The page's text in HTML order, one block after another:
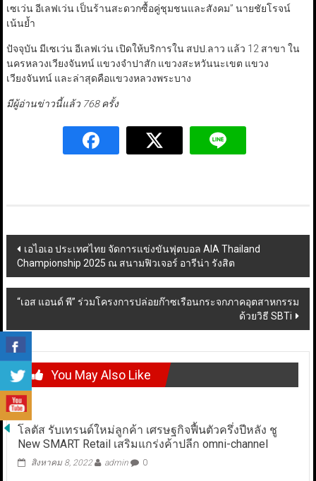
เซเว่น อีเลฟเว่น เป็นร้านสะดวกซื้อคู่ชุมชนและสังคม” นายชัยโรจน์
เน้นย้ำ
ปัจจุบัน มีเซเว่น อีเลฟเว่น เปิดให้บริการใน สปป.ลาว แล้ว 12 สาขา ใน
นครหลวงเวียงจันทน์ แขวงจำปาสัก แขวงสะหวันนะเขต แขวง
เวียงจันทน์ และล่าสุดคือแขวงหลวงพระบาง
มีผู้อ่านข่าวนี้แล้ว 768 ครั้ง
Post
navigation
เอไอเอ ประเทศไทย จัดการแข่งขันฟุตบอล AIA Thailand
Championship 2025 ณ สนามฟิวเจอร์ อารีน่า รังสิต
“เอส แอนด์ พี” ร่วมโครงการปล่อยก๊าซเรือนกระจกภาคอุตสาหกรรม
ด้วยวิธี SBTi
You May Also Like
โลตัส รับเทรนด์ใหม่ลูกค้า เศรษฐกิจฟื้นตัวครึ่งปีหลัง ชู
New SMART Retail เสริมแกร่งค้าปลีก omni-channel
สิงหาคม 8, 2022 admin 0